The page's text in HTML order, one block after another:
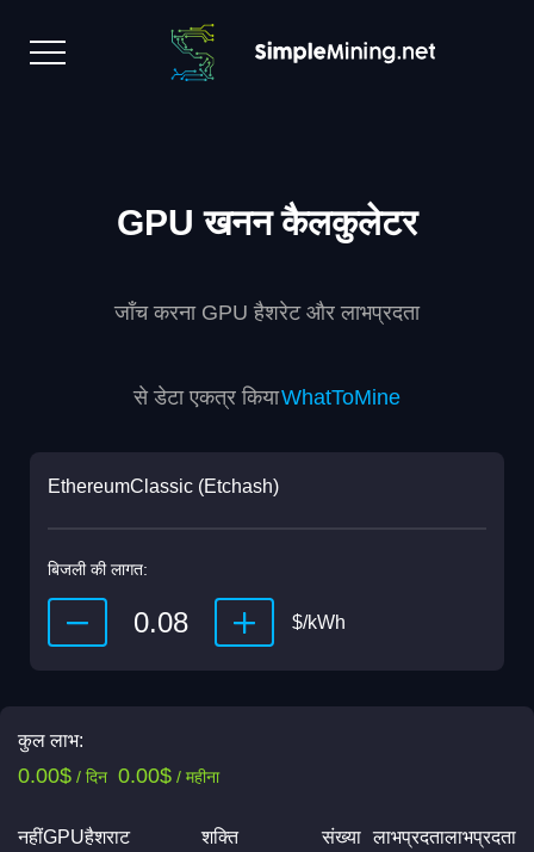
GPU खनन कैलकुलेटर
जाँच करना GPU हैशरेट और लाभप्रदता
से डेटा एकत्र कियाWhatToMine
EthereumClassic (Etchash)
बिजली की लागत:
$/kWh
कुल लाभ:
0.00$ / दिन 0.00$ / महीना
नहींGPUहैशराट शक्ति संख्या लाभप्रदतालाभप्रदता